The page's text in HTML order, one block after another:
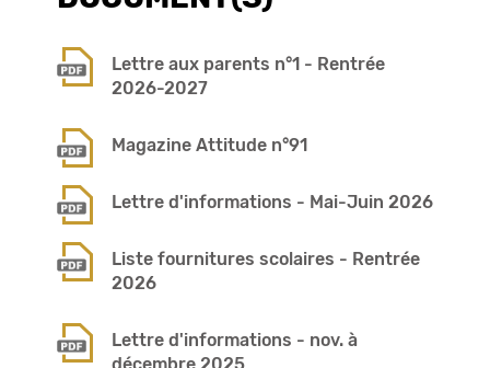
Lettre aux parents n°1 - Rentrée
2026-2027
Magazine Attitude n°91
Lettre d'informations - Mai-Juin 2026
Liste fournitures scolaires - Rentrée
2026
Lettre d'informations - nov. à